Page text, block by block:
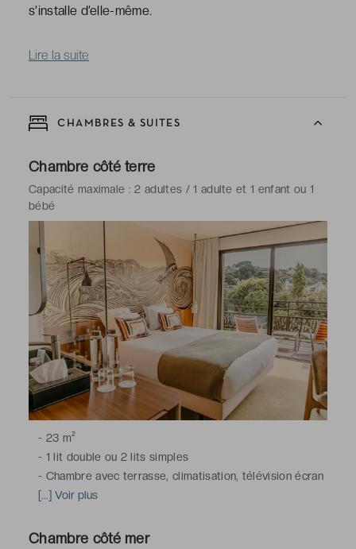
s’installe d’elle-même.
Lire la suite
CHAMBRES & SUITES
Chambre côté terre
Capacité maximale : 2 adultes / 1 adulte et 1 enfant ou 1
bébé
- 23 m²
- 1 lit double ou 2 lits simples
- Chambre avec terrasse, climatisation, télévision écran
plat, bureau, minibar, coffre-fort, téléphone, Wi-Fi
sèche-cheveux, peignoirs, articles de toilette gratuits
[...] Voir plus
Chambre côté mer